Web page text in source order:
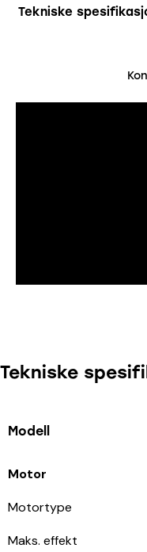
Tekniske
Tekniske
Modell
Motor
Motortype
Maks. effekt